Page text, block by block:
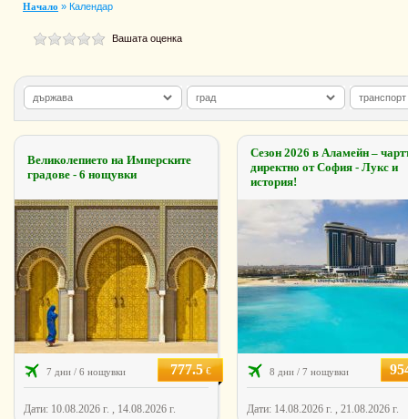
Начало » Календар
Вашата оценка
Великолепието на Имперските
градове - 6 нощувки
7 дни / 6 нощувки 777.5€
Дати: 10.08.2026 г. , 14.08.2026 г.
Сезон 2026 в Аламейн –
директно от София - Лукс и
история!
8 дни / 7 нощувки
Дати: 14.08.2026 г. , 21.08.2026 г.